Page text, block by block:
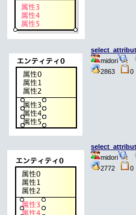
midori
2863
midori
2772